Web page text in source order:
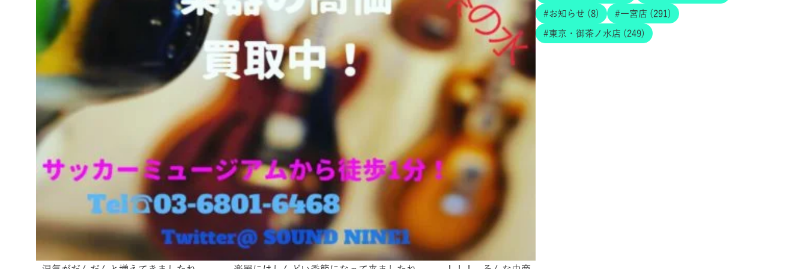
お知らせ (8) 一宮店 (291)
東京・御茶ノ水店 (249)